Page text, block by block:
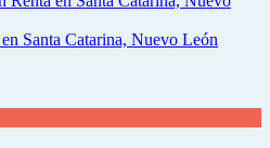
Santa Catarina, Nuevo León